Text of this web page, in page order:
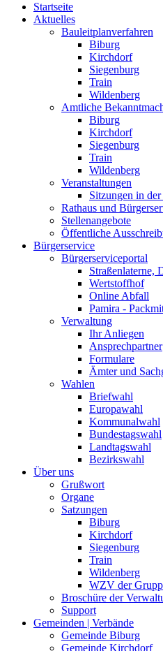
Startseite
Aktuelles
Bauleitplanverfahren
Biburg
Kirchdorf
Siegenburg
Train
Wildenberg
Amtliche
Biburg
Kirchdorf
Siegenburg
Train
Wildenberg
Veranstaltungen
Sitzungen in
Rathaus und
Stellenangebote
Öffentliche
Bürgerservice
Bürgerserviceportal
Straßenlaterne,
Wertstoffhof
Online Abfall
Pamira -
Verwaltung
Ihr Anliegen
Ansprechpartner
Formulare
Ämter und
Wahlen
Briefwahl
Europawahl
Kommunalwahl
Bundestagswahl
Landtagswahl
Bezirkswahl
Über uns
Grußwort
Organe
Satzungen
Biburg
Kirchdorf
Siegenburg
Train
Wildenberg
WZV der
Broschüre der
Support
Gemeinden | Verbände
Gemeinde Biburg
Gemeinde Kirchdorf